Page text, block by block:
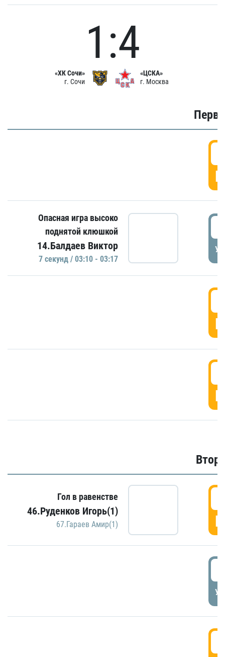
«ХК Сочи»
г. Сочи
1:4
«ЦСКА»
г. Москва
Опасная игра высоко
поднятой клюшкой
14.Балдаев Виктор
7 секунд / 03:10 - 03:17
Гол в равенстве
46.Руденков Игорь(1)
67.Гараев Амир(1)